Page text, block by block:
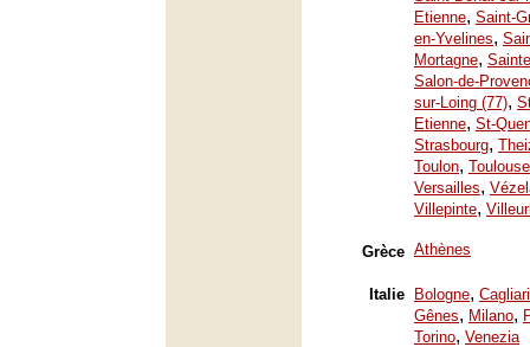
Etienne, Saint-
en-Yvelines,
Mortagne,
Salon-de-
sur-Loing (77),
Etienne, St-
Strasbourg,
Toulon, Toulouse
Versailles,
Villepinte,
Grèce Athènes
Italie Bologne, Cagliari
Gênes, Milano,
Torino, Venezia